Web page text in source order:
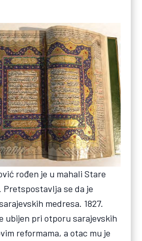
rođen je u mahali Stare
Pretspostavlja se da je
medresa. 1827.
ubijen pri otporu sarajevskih
reformama, a otac mu je